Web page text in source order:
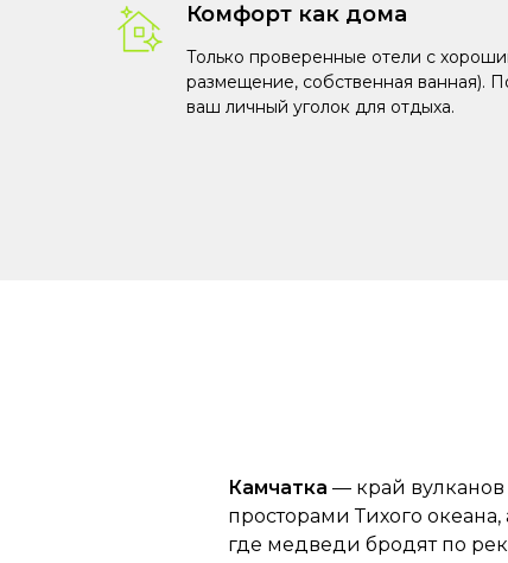
Комфорт как дома
Только проверенные отели с
размещение, собственная ванная).
ваш личный уголок для отдыха.
Камчатка — край
просторами Тихого
где медведи бродят по